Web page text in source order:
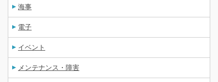
海事
電子
イベント
メンテナンス・障害